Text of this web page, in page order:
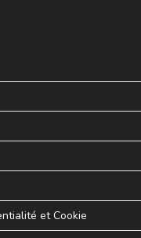
et Cookie